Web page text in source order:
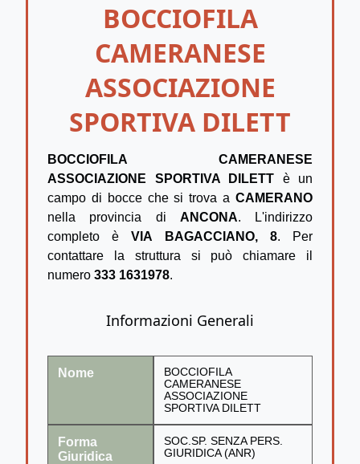
BOCCIOFILA
CAMERANESE
ASSOCIAZIONE
SPORTIVA DILETT
BOCCIOFILA CAMERANESE
ASSOCIAZIONE SPORTIVA DILETT è un
campo di bocce che si trova a CAMERANO
nella provincia di ANCONA. L'indirizzo
completo èVIA BAGACCIANO, 8. Per
contattare la struttura si può chiamare il
numero 333 1631978.
Informazioni Generali
Nome
BOCCIOFILA
CAMERANESE
ASSOCIAZIONE
SPORTIVA DILETT
Forma
Giuridica
SOC.SP. SENZA PERS.
GIURIDICA (ANR)